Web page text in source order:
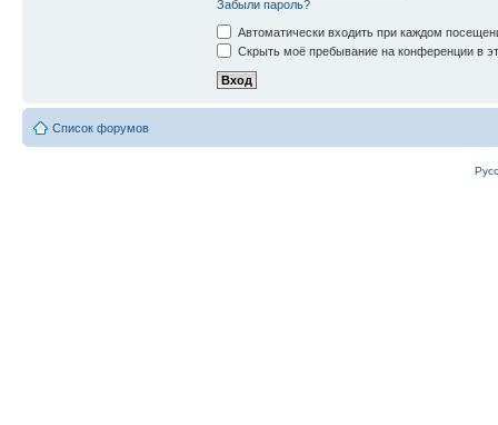
Забыли пароль?
Автоматически входить при каждом
Скрыть моё пребывание на конференции в
Список форумов